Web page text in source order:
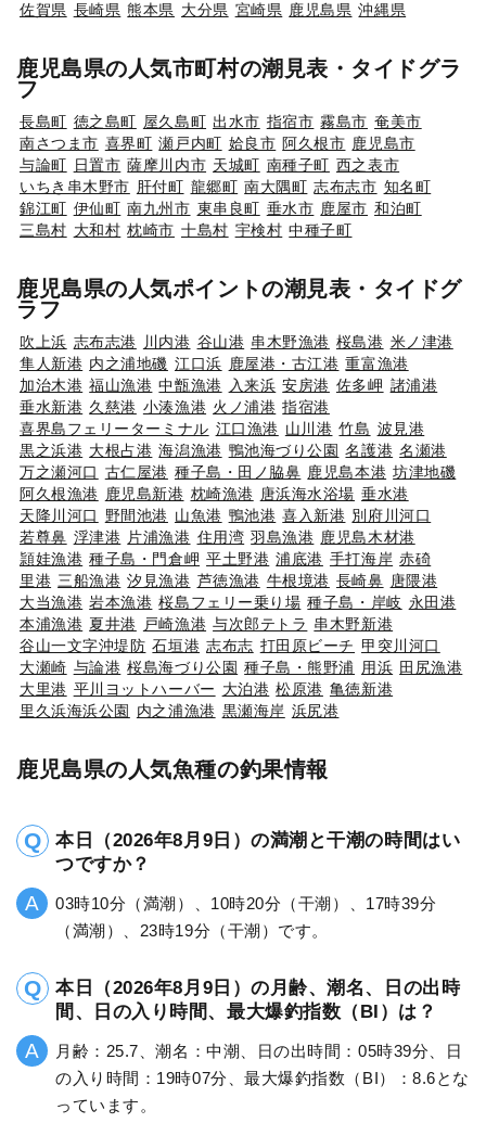
佐賀県 長崎県 熊本県 大分県 宮崎県 鹿児島県 沖縄県
鹿児島県の人気市町村の潮見表・タイドグラ
フ
長島町 徳之島町 屋久島町 出水市 指宿市 霧島市 奄美市
南さつま市 喜界町 瀬戸内町 姶良市 阿久根市 鹿児島市
与論町 日置市 薩摩川内市 天城町 南種子町 西之表市
いちき串木野市 肝付町 龍郷町 南大隅町 志布志市 知名町
錦江町 伊仙町 南九州市 東串良町 垂水市 鹿屋市 和泊町
三島村 大和村 枕崎市 十島村 宇検村 中種子町
鹿児島県の人気ポイントの潮見表・タイドグ
ラフ
吹上浜 志布志港 川内港 谷山港 串木野漁港 桜島港 米ノ津港
隼人新港 内之浦地磯 江口浜 鹿屋港・古江港 重富漁港
加治木港 福山漁港 中甑漁港 入来浜 安房港 佐多岬 諸浦港
垂水新港 久慈港 小湊漁港 火ノ浦港 指宿港
喜界島フェリーターミナル 江口漁港 山川港 竹島 波見港
黒之浜港 大根占港 海潟漁港 鴨池海づり公園 名護港 名瀬港
万之瀬河口 古仁屋港 種子島・田ノ脇鼻 鹿児島本港 坊津地磯
阿久根漁港 鹿児島新港 枕崎漁港 唐浜海水浴場 垂水港
天降川河口
野間池港 山魚港 鴨池港 喜入新港 別府川河口
若尊鼻 浮津港 片浦漁港 住用湾 羽島漁港 鹿児島木材港
頴娃漁港 種子島・門倉岬 平土野港 浦底港 手打海岸 赤碕
里港 三船漁港 汐見漁港 芦徳漁港 牛根境港 長崎鼻 唐隈港
大当漁港 岩本漁港 桜島フェリー乗り場 種子島・岸岐 永田港
本浦漁港 夏井港 戸崎漁港 与次郎テトラ 串木野新港
谷山一文字沖堤防 石垣港 志布志 打田原ビーチ 甲突川河口
大瀬崎 与論港 桜島海づり公園 種子島・熊野浦 用浜 田尻漁港
大里港 平川ヨットハーバー 大泊港 松原港 亀徳新港
里久浜海浜公園
内之浦漁港 黒瀬海岸 浜尻港
鹿児島県の人気魚種の釣果情報
本日（2026年8月9日）の満潮と干潮の時間はい
つですか？
03時10分（満潮）、10時20分（干潮）、17時39分
（満潮）、23時19分（干潮）です。
本日（2026年8月9日）の月齢、潮名、日の出時
間、日の入り時間、最大爆釣指数（BI）は？
月齢：25.7、潮名：中潮、日の出時間：05時39分、日
の入り時間：19時07分、最大爆釣指数（BI）：8.6とな
っています。